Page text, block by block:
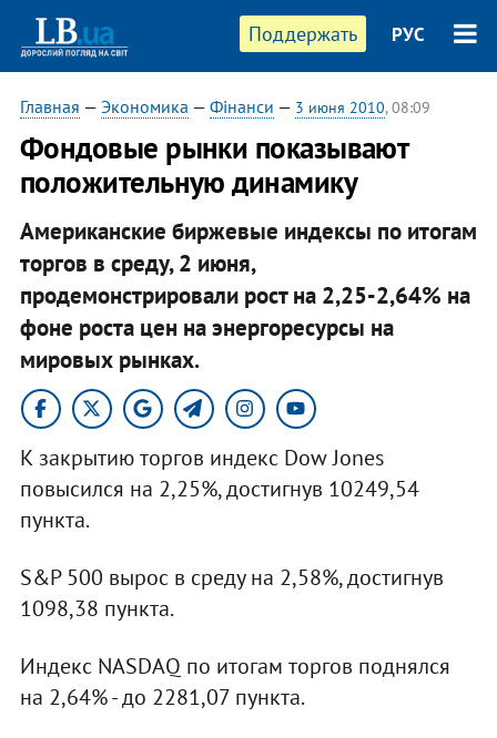
Поддержать РУС
Главная — Экономика — Фінанси — 3 июня 2010, 08:09
Фондовые рынки показывают
положительную динамику
Американские биржевые индексы по итогам
торгов в среду, 2 июня,
продемонстрировали рост на 2,25-2,64% на
фоне роста цен на энергоресурсы на
мировых рынках.
К закрытию торгов индекс Dow Jones
повысился на 2,25%, достигнув 10249,54
пункта.
S&P 500 вырос в среду на 2,58%, достигнув
1098,38 пункта.
Индекс NASDAQ по итогам торгов поднялся
на 2,64% - до 2281,07 пункта.